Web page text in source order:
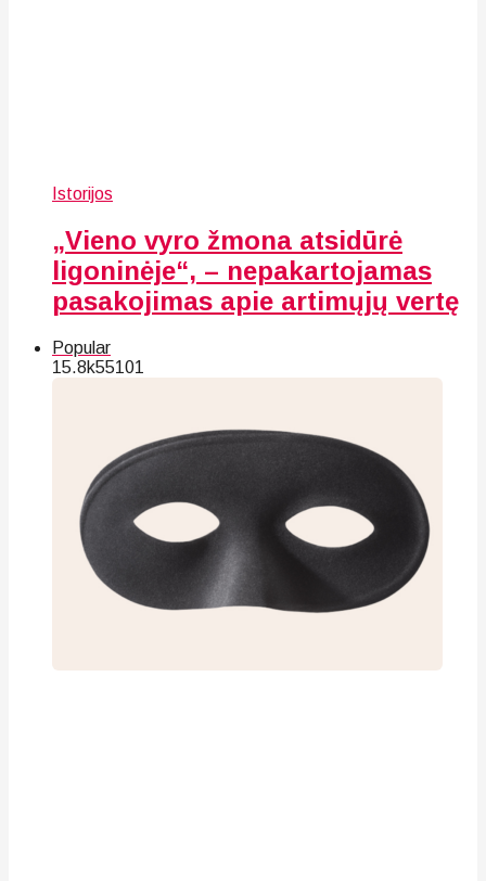
Istorijos
„Vieno vyro žmona atsidūrė
ligoninėje“, – nepakartojamas
pasakojimas apie artimųjų vertę
Popular
15.8k55101